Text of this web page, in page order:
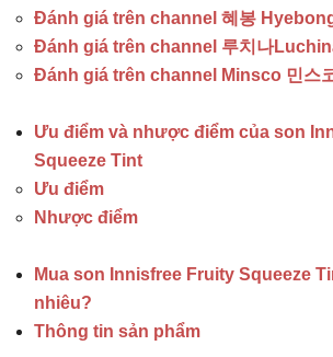
Đánh giá trên channel 혜봉
Đánh giá trên channel 루치나
Đánh giá trên channel Minsco 민스
Ưu điểm và nhược điểm của son
Squeeze Tint
Ưu điểm
Nhược điểm
Mua son Innisfree Fruity Squeeze
nhiêu?
Thông tin sản phẩm